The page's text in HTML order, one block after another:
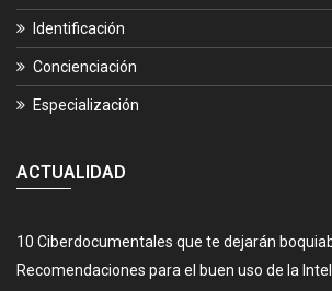
Identificación
Concienciación
Especialización
ACTUALIDAD
10 Ciberdocumentales que te dejarán
Recomendaciones para el buen uso de la